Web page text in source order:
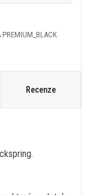
PREMIUM_BLACK
Recenze